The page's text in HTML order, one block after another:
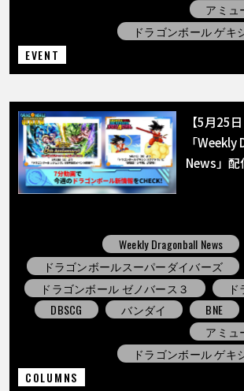
アミュ
ドラゴンボール ゲキ
EVENT
【5月25
「
News」配
Weekly Dragonball News
ドラゴンボールスーパーダイバーズ
ドラゴンボール ゼノバース３
DBSCG
バンダイ BNE
アミュ
ドラゴンボール ゲキ
COLUMNS